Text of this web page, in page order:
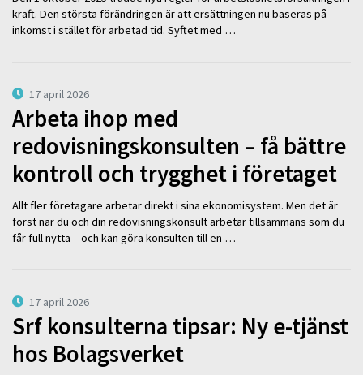
kraft. Den största förändringen är att ersättningen nu baseras på
inkomst i stället för arbetad tid. Syftet med …
17 april 2026
Arbeta ihop med
redovisningskonsulten – få bättre
kontroll och trygghet i företaget
Allt fler företagare arbetar direkt i sina ekonomisystem. Men det är
först när du och din redovisningskonsult arbetar tillsammans som du
får full nytta – och kan göra konsulten till en …
17 april 2026
Srf konsulterna tipsar: Ny e-tjänst
hos Bolagsverket